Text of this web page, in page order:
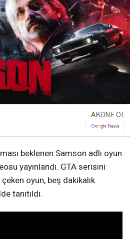
ABONE OL
beklenen Samson adlı oyun
yayınlandı. GTA serisini
çeken oyun, beş dakikalık
tanıtıldı.